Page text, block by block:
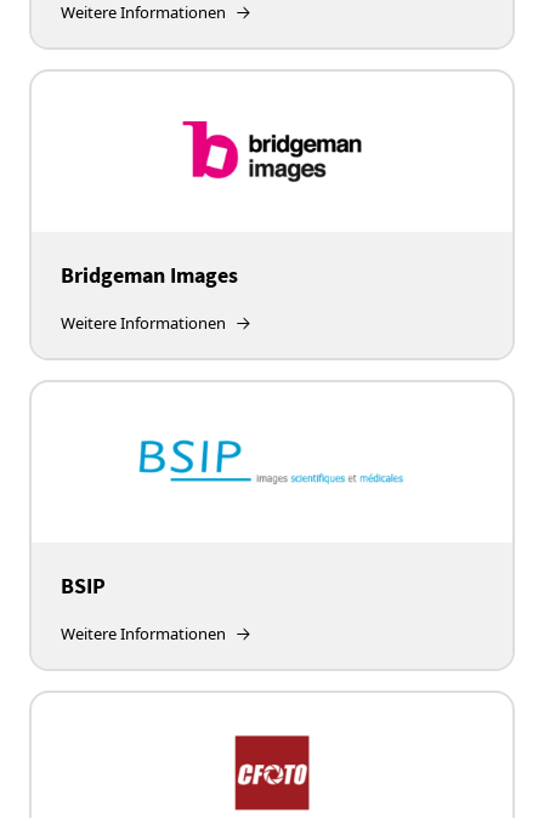
Weitere Informationen
Bridgeman Images
Weitere Informationen
BSIP
Weitere Informationen